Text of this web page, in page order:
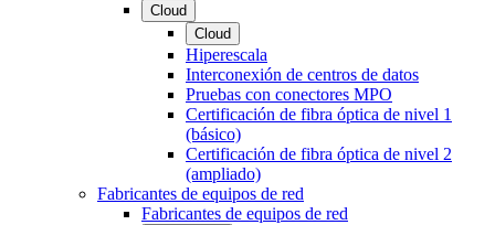
Cloud
Cloud
Hiperescala
Interconexión de centros de datos
Pruebas con conectores MPO
Certificación de fibra óptica de nivel 1
(básico)
Certificación de fibra óptica de nivel 2
(ampliado)
Fabricantes de equipos de red
Fabricantes de equipos de red